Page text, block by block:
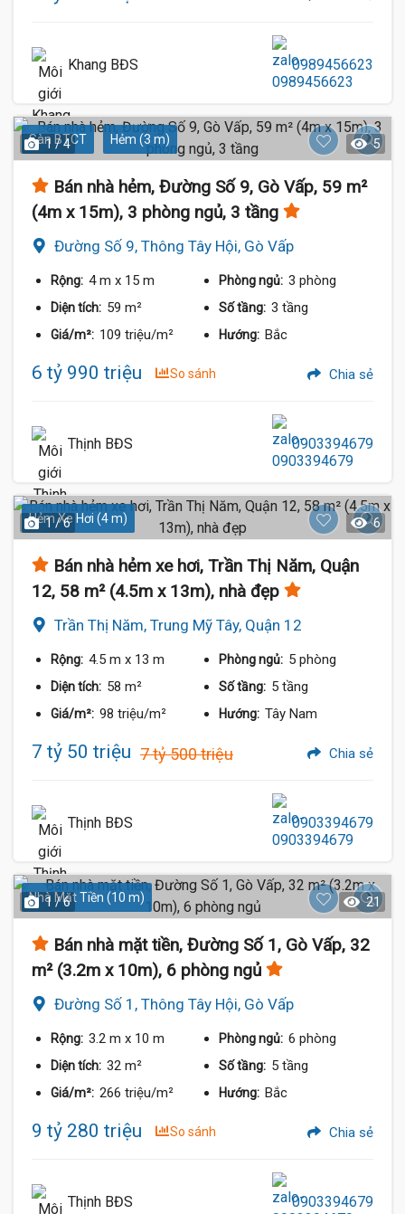
Khang BĐS 0989456623
Sàn BTCT Hẻm (3 m)
1 / 4 5
Bán nhà hẻm, Đường Số 9, Gò Vấp, 59 m²
(4m x 15m), 3 phòng ngủ, 3 tầng
Đường Số 9, Thông Tây Hội, Gò Vấp
Rộng: 4 m x 15 m Phòng ngủ: 3 phòng
Diện tích: 59 m² Số tầng: 3 tầng
Giá/m²: 109 triệu/m² Hướng: Bắc
6 tỷ 990 triệu So sánh Chia sẻ
Thịnh BĐS 0903394679
Hẻm Xe Hơi (4 m)
1 / 6 6
Bán nhà hẻm xe hơi, Trần Thị Năm, Quận
12, 58 m² (4.5m x 13m), nhà đẹp
Trần Thị Năm, Trung Mỹ Tây, Quận 12
Rộng: 4.5 m x 13 m Phòng ngủ: 5 phòng
Diện tích: 58 m² Số tầng: 5 tầng
Giá/m²: 98 triệu/m² Hướng: Tây Nam
7 tỷ 50 triệu 7 tỷ 500 triệu Chia sẻ
Thịnh BĐS 0903394679
Nhà Mặt Tiền (10 m)
1 / 6 21
Bán nhà mặt tiền, Đường Số 1, Gò Vấp, 32
m² (3.2m x 10m), 6 phòng ngủ
Đường Số 1, Thông Tây Hội, Gò Vấp
Rộng: 3.2 m x 10 m Phòng ngủ: 6 phòng
Diện tích: 32 m² Số tầng: 5 tầng
Giá/m²: 266 triệu/m² Hướng: Bắc
9 tỷ 280 triệu So sánh Chia sẻ
Thịnh BĐS 0903394679